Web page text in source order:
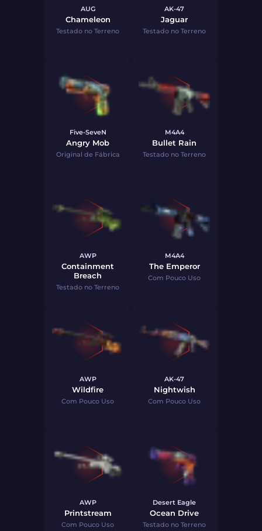
AUG
Chameleon
Testado no Terreno
AK-47
Jaguar
Testado no Terreno
Five-SeveN
Angry Mob
Original de Fábrica
M4A4
Bullet Rain
Testado no Terreno
AWP
Containment
Breach
Testado no Terreno
M4A4
The Emperor
Com Pouco Uso
AWP
Wildfire
Com Pouco Uso
AK-47
Nightwish
Com Pouco Uso
AWP
Printstream
Com Pouco Uso
Desert Eagle
Ocean Drive
Testado no Terreno